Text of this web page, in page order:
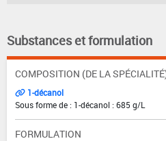
Substances et formulation
COMPOSITION (DE LA
1-décanol
Sous forme de : 1-décanol : 685 g/L
FORMULATION